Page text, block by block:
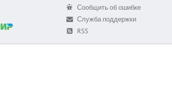
Сообщить об ошибке
Служба поддержки
RSS